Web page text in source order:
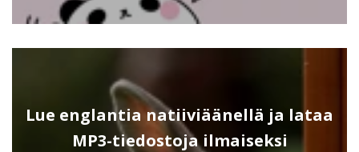
Lue englantia natiiviäänellä ja lataa
MP3-tiedostoja ilmaiseksi